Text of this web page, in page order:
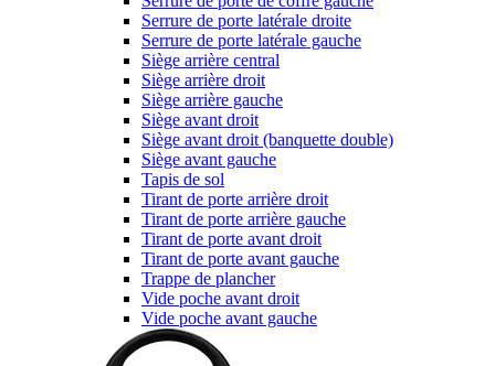
Serrure de porte latérale droite
Serrure de porte latérale gauche
Siège arrière central
Siège arrière droit
Siège arrière gauche
Siège avant droit
Siège avant droit (banquette double)
Siège avant gauche
Tapis de sol
Tirant de porte arrière droit
Tirant de porte arrière gauche
Tirant de porte avant droit
Tirant de porte avant gauche
Trappe de plancher
Vide poche avant droit
Vide poche avant gauche